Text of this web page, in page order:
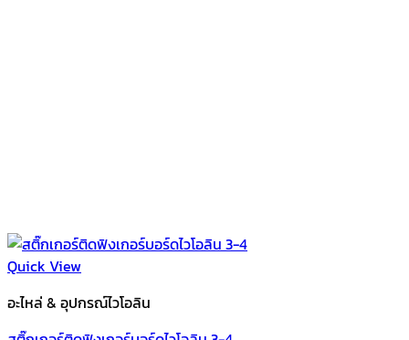
Quick View
อะไหล่ & อุปกรณ์ไวโอลิน